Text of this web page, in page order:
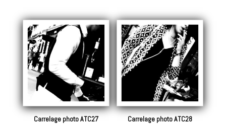
Carrelage photo ATC27
Carrelage photo ATC28